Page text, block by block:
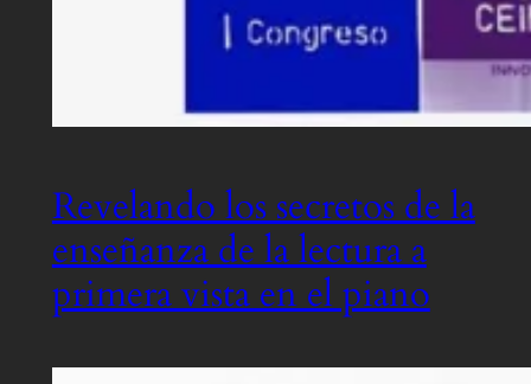
Revelando los secretos de la
enseñanza de la lectura a
primera vista en el piano